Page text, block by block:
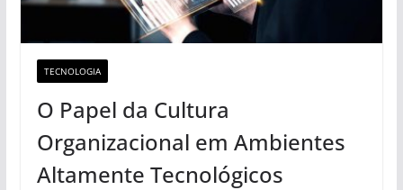
TECNOLOGIA
O Papel da Cultura
Organizacional em Ambientes
Altamente Tecnológicos